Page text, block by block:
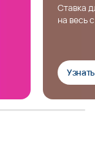
Ставка
на весь